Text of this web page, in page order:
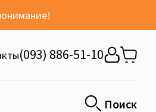
(093) 886-51-10
Поиск